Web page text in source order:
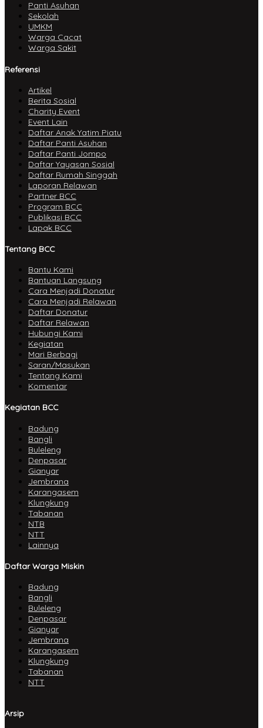
Panti Asuhan
Sekolah
UMKM
Warga Cacat
Warga Sakit
Referensi
Artikel
Berita Sosial
Charity Event
Event Lain
Daftar Anak Yatim Piatu
Daftar Panti Asuhan
Daftar Panti Jompo
Daftar Yayasan Sosial
Daftar Rumah Singgah
Laporan Relawan
Partner BCC
Program BCC
Publikasi BCC
Lapak BCC
Tentang BCC
Bantu Kami
Bantuan Langsung
Cara Menjadi Donatur
Cara Menjadi Relawan
Daftar Donatur
Daftar Relawan
Hubungi Kami
Kegiatan
Mari Berbagi
Saran/Masukan
Tentang Kami
Komentar
Kegiatan BCC
Badung
Bangli
Buleleng
Denpasar
Gianyar
Jembrana
Karangasem
Klungkung
Tabanan
NTB
NTT
Lainnya
Daftar Warga Miskin
Badung
Bangli
Buleleng
Denpasar
Gianyar
Jembrana
Karangasem
Klungkung
Tabanan
NTT
Arsip